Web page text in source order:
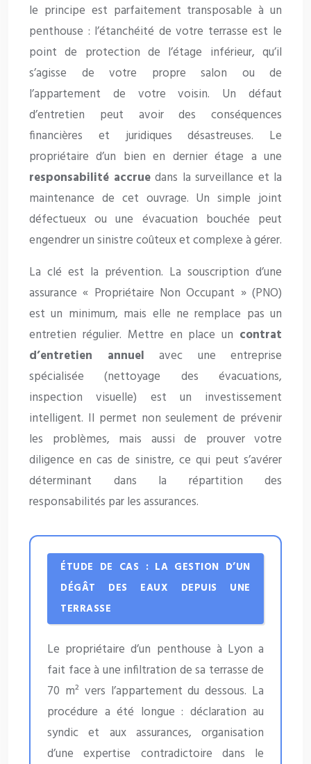
le principe est parfaitement transposable à un
penthouse : l’étanchéité de votre terrasse est le
point de protection de l’étage inférieur, qu’il
s’agisse de votre propre salon ou de
l’appartement de votre voisin. Un défaut
d’entretien peut avoir des conséquences
financières et juridiques désastreuses. Le
propriétaire d’un bien en dernier étage a une
responsabilité accruedans la surveillance et la
maintenance de cet ouvrage. Un simple joint
défectueux ou une évacuation bouchée peut
engendrer un sinistre coûteux et complexe à gérer.
La clé est la prévention. La souscription d’une
assurance « Propriétaire Non Occupant » (PNO)
est un minimum, mais elle ne remplace pas un
entretien régulier. Mettre en place un contrat
d’entretien annuel avec une entreprise
spécialisée (nettoyage des évacuations,
inspection visuelle) est un investissement
intelligent. Il permet non seulement de prévenir
les problèmes, mais aussi de prouver votre
diligence en cas de sinistre, ce qui peut s’avérer
déterminant dans la répartition des
responsabilités par les assurances.
ÉTUDE DE CAS : LA GESTION D’UN
DÉGÂT DES EAUX DEPUIS UNE
TERRASSE
Le propriétaire d’un penthouse à Lyon a
fait face à une infiltration de sa terrasse de
70 m² vers l’appartement du dessous. La
procédure a été longue : déclaration au
syndic et aux assurances, organisation
d’une expertise contradictoire dans le